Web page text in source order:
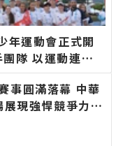
年運動會正式開
隊 以運動連結
網官方網站各類
的在地資訊！
事圓滿落幕 中華
展現強悍競爭力∣